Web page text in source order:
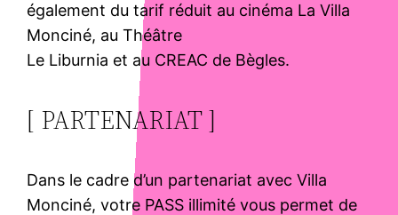
également du tarif réduit au cinéma La Villa
Monciné, au Théâtre
Le Liburnia et au CREAC de Bègles.
[ PARTENARIAT ]
Dans le cadre d’un partenariat avec Villa
Monciné, votre PASS illimité vous permet de